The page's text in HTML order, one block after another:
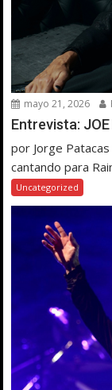
mayo 21, 2026
Entrevista: JOE
por Jorge
cantando para
Uncategorized